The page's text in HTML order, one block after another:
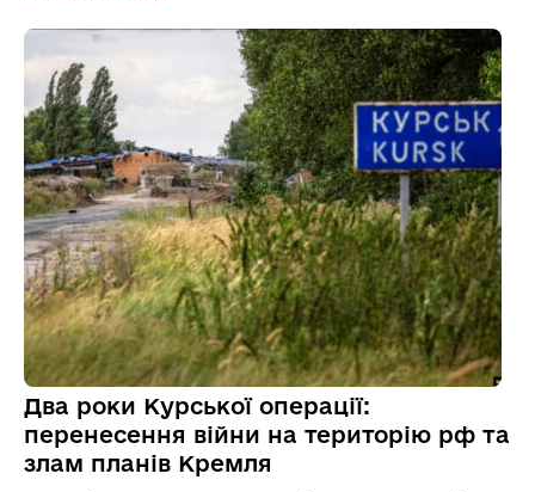
Два роки Курської операції:
перенесення війни на територію рф та
злам планів Кремля